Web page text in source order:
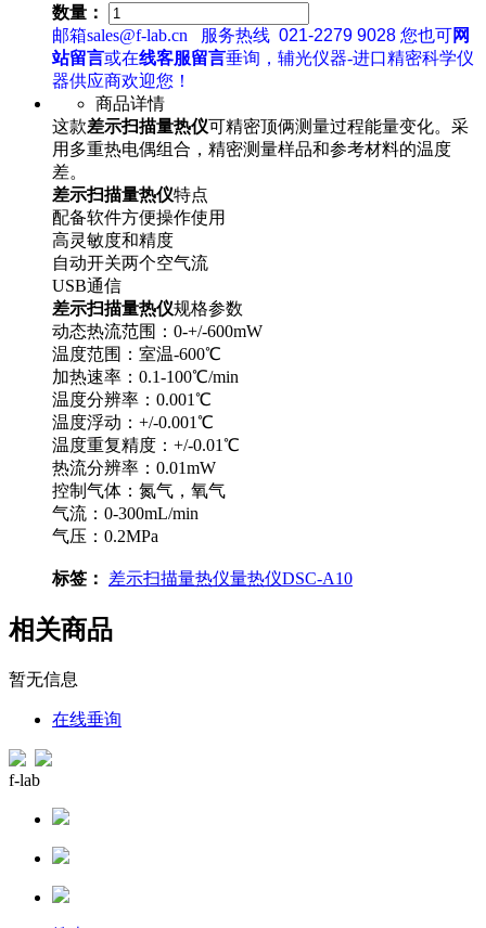
数量：
邮箱sales@f-lab.cn
服务热线 021-2279 9028 您也可网
站留言或在线客服留言垂询，辅光仪器-进口精密科学仪
器供应商欢迎您！
商品详情
这款差示扫描量热仪可精密顶俩测量过程能量变化。采
用多重热电偶组合，精密测量样品和参考材料的温度
差。
差示扫描量热仪特点
配备软件方便操作使用
高灵敏度和精度
自动开关两个空气流
USB通信
差示扫描量热仪规格参数
动态热流范围：0-+/-600mW
温度范围：室温-600℃
加热速率：0.1-100℃/min
温度分辨率：0.001℃
温度浮动：+/-0.001℃
温度重复精度：+/-0.01℃
热流分辨率：0.01mW
控制气体：氮气，氧气
气流：0-300mL/min
气压：0.2MPa
标签： 差示扫描量热仪量热仪DSC-A10
相关商品
暂无信息
在线垂询
f-lab